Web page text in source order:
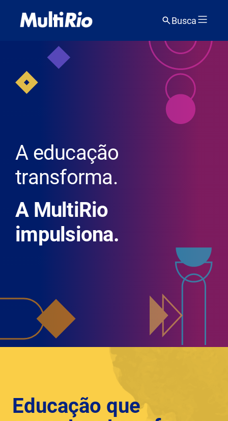
Busca
A educação
transforma.
A MultiRio
impulsiona.
Educação que